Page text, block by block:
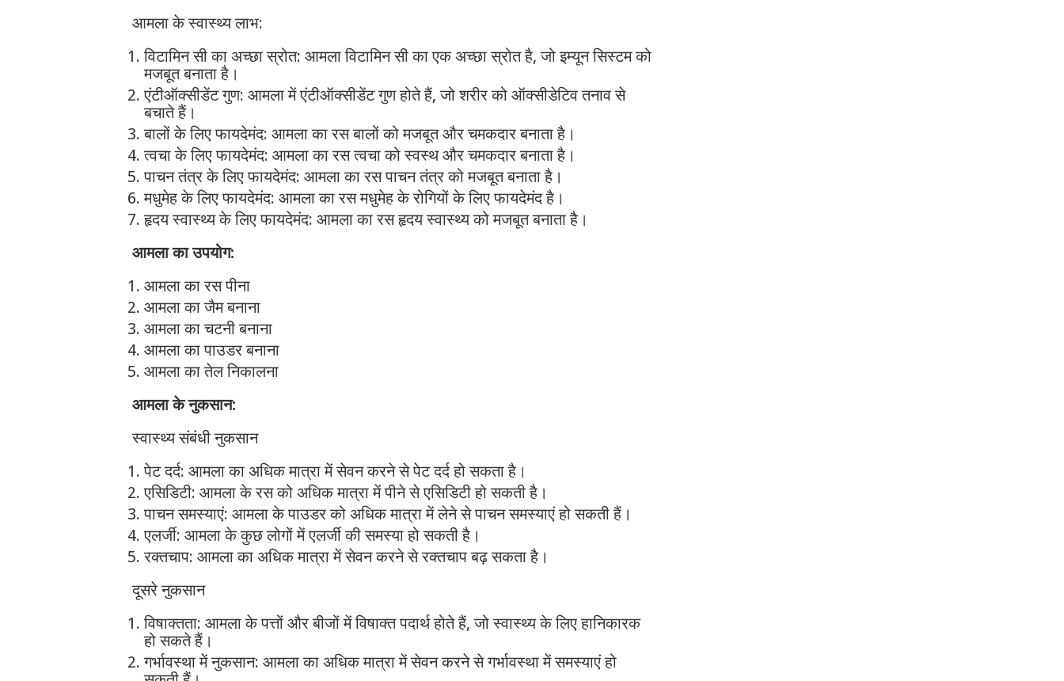
आमला के स्वास्थ्य लाभ:
विटामिन सी का अच्छा स्रोत: आमला विटामिन सी का एक अच्छा स्रोत है, जो इम्यून सिस्टम को
मजबूत बनाता है।
एंटीऑक्सीडेंट गुण: आमला में एंटीऑक्सीडेंट गुण होते हैं, जो शरीर को ऑक्सीडेटिव तनाव से
बचाते हैं।
बालों के लिए फायदेमंद: आमला का रस बालों को मजबूत और चमकदार बनाता है।
त्वचा के लिए फायदेमंद: आमला का रस त्वचा को स्वस्थ और चमकदार बनाता है।
पाचन तंत्र के लिए फायदेमंद: आमला का रस पाचन तंत्र को मजबूत बनाता है।
मधुमेह के लिए फायदेमंद: आमला का रस मधुमेह के रोगियों के लिए फायदेमंद है।
हृदय स्वास्थ्य के लिए फायदेमंद: आमला का रस हृदय स्वास्थ्य को मजबूत बनाता है।
आमला का उपयोग:
आमला का रस पीना
आमला का जैम बनाना
आमला का चटनी बनाना
आमला का पाउडर बनाना
आमला का तेल निकालना
आमला के नुकसान:
स्वास्थ्य संबंधी नुकसान
पेट दर्द: आमला का अधिक मात्रा में सेवन करने से पेट दर्द हो सकता है।
एसिडिटी: आमला के रस को अधिक मात्रा में पीने से एसिडिटी हो सकती है।
पाचन समस्याएं: आमला के पाउडर को अधिक मात्रा में लेने से पाचन समस्याएं हो सकती हैं।
एलर्जी: आमला के कुछ लोगों में एलर्जी की समस्या हो सकती है।
रक्तचाप: आमला का अधिक मात्रा में सेवन करने से रक्तचाप बढ़ सकता है।
दूसरे नुकसान
विषाक्तता: आमला के पत्तों और बीजों में विषाक्त पदार्थ होते हैं, जो स्वास्थ्य के लिए हानिकारक
हो सकते हैं।
गर्भावस्था में नुकसान: आमला का अधिक मात्रा में सेवन करने से गर्भावस्था में समस्याएं हो